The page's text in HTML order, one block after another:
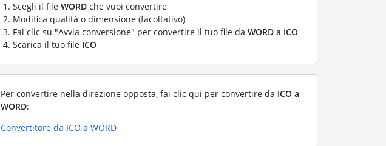
Scegli il file WORD che vuoi convertire
Modifica qualità o dimensione (facoltativo)
Fai clic su "Avvia conversione" per convertire il tuo file da WORD a ICO
Scarica il tuo file ICO
Per convertire nella direzione opposta, fai clic qui per convertire da ICO a
WORD:
Convertitore da ICO a WORD